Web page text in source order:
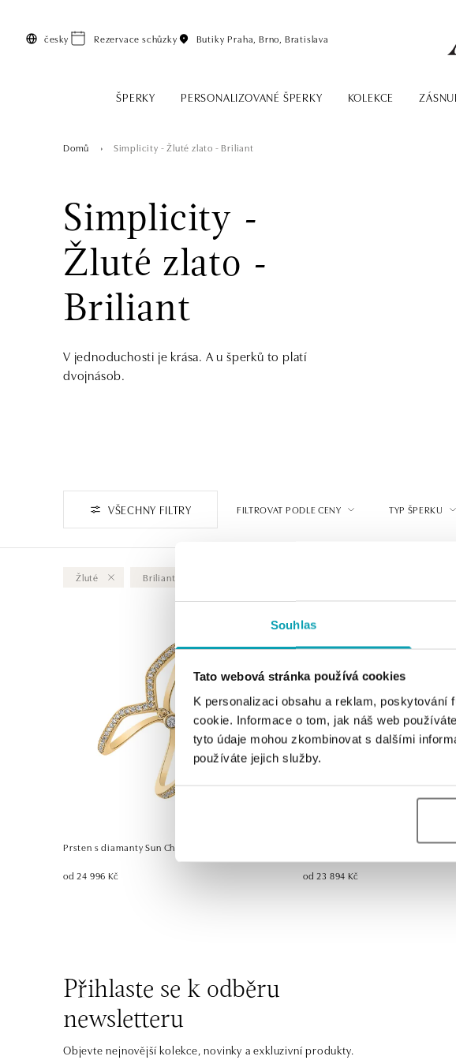
Souhlas
Tato webová stránka používá cookies
K personalizaci obsahu a reklam,
cookie. Informace o tom, jak náš web
tyto údaje mohou zkombinovat s dalšími
používáte jejich služby.
česky Rezervace schůzky Butiky Praha, Brno, Bratislava
ŠPERKY PERSONALIZOVANÉ ŠPERKY KOLEKCE
Domů Simplicity - Žluté zlato - Briliant
Simplicity -
Žluté zlato -
Briliant
V jednoduchosti je krása. A u šperků to platí
dvojnásob.
VŠECHNY FILTRY FILTROVAT PODLE CENY TYP ŠPERKU
Žluté Briliant
Prsten s diamanty Sun Choker
od 24 996 Kč
Prsten s diamanty Infinite Passion
od 23 894 Kč
Přihlaste se k odběru
newsletteru
Objevte nejnovější kolekce, novinky a exkluzivní produkty.